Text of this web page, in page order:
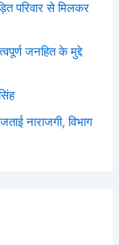
परिवार से मिलकर
जनहित के मुद्दे
नाराजगी, विभाग